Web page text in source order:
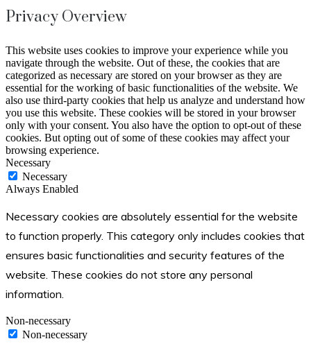
Privacy Overview
This website uses cookies to improve your experience while you
navigate through the website. Out of these, the cookies that are
categorized as necessary are stored on your browser as they are
essential for the working of basic functionalities of the website. We
also use third-party cookies that help us analyze and understand how
you use this website. These cookies will be stored in your browser
only with your consent. You also have the option to opt-out of these
cookies. But opting out of some of these cookies may affect your
browsing experience.
Necessary
Necessary
Always Enabled
Necessary cookies are absolutely essential for the website
to function properly. This category only includes cookies that
ensures basic functionalities and security features of the
website. These cookies do not store any personal
information.
Non-necessary
Non-necessary